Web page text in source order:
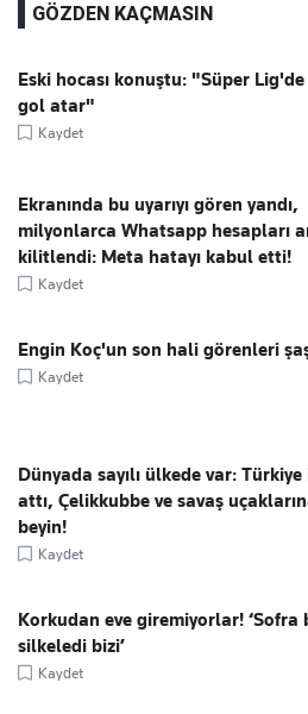
GÖZDEN KAÇMASIN
Eski hocası konuştu: "Süper
gol atar"
Kaydet
Ekranında bu uyarıyı gören yandı,
milyonlarca Whatsapp hesapları
kilitlendi: Meta hatayı kabul etti!
Kaydet
Engin Koç'un son hali görenleri
Kaydet
Dünyada sayılı ülkede var: Türkiye
attı, Çelikkubbe ve savaş
beyin!
Kaydet
Korkudan eve giremiyorlar! ‘Sofra
silkeledi bizi’
Kaydet